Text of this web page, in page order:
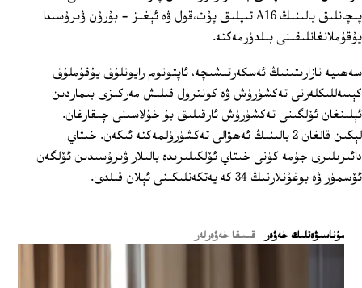
پىچانلىق بالىنىڭ A16 تىپلىق پۇت،قول ۋە ئېغىز - بۇرۇن ۋىرۇسىدا
يۇقۇملانغانلىقىنى بىلدۈرمەكتە.
سەھىيە نازارىتىنىڭ ئەسكەرتىشىچە، ئاپتونوم رايونلۇق يۇقۇملۇق
كېسەللىكلەرنى تەكشۈرۈش ۋە كونترول قىلىش مەركىزى بىماردىن
ئېلىنغان ئۆلگىنى تەكشۈرۈش ئارقىلىق بۇ خۇلاسىنى چىقارغان.
لېكىن قالغان 2 بالىنىڭ ئەھۋالى تەكشۈرۈلمەكتە ئىكەن. خىتاي
دائىرىلىرى جۈمە كۈنى خىتاي ئۆلكىلىرىدە بالىلار ۋىرۇسىدىن ئۆلگەن
ئۆسمۈر ۋە بوغۇنلارنىڭ 34 كە يەتكەنلىكىنى ئېلان قىلدى.
ﻣﯘﻧﺎﺳﯩﯟﻩﺗﻠﯩﻚ ﺧﻪﯞﻩﺭ قىسقا خەۋەرلەر